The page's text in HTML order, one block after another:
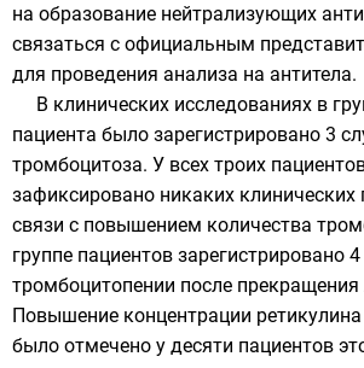
на образование нейтрализующих
связаться с официальным
для проведения анализа на антитела.
В клинических исследованиях в
пациента было зарегистрировано 3
тромбоцитоза. У всех троих
зафиксировано никаких клинических
связи с повышением количества
группе пациентов зарегистрировано
тромбоцитопении после прекращения
Повышение концентрации
было отмечено у десяти пациентов